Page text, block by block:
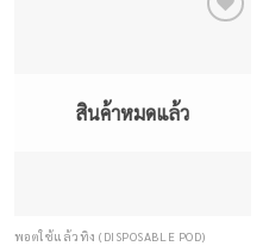
สินค้าหมดแล้ว
พอตใช้แล้วทิ้ง (DISPOSABLE POD)